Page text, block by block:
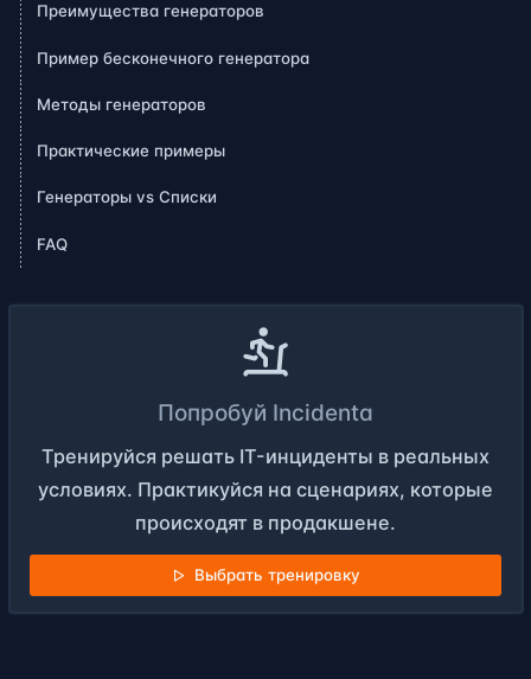
Преимущества генераторов
Пример бесконечного генератора
Методы генераторов
Практические примеры
Генераторы vs Списки
FAQ
Попробуй Incidenta
Тренируйся решать IT-инциденты в реальных
условиях. Практикуйся на сценариях, которые
происходят в продакшене.
Выбрать тренировку